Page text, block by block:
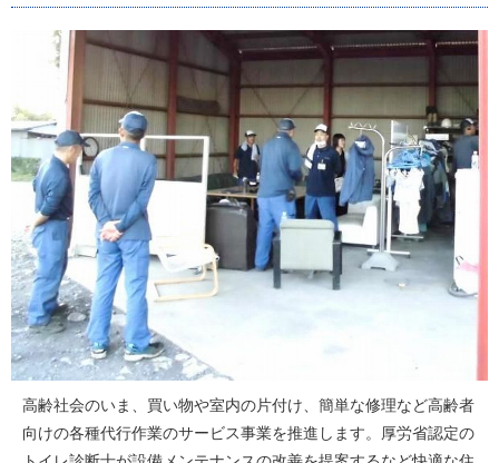
高齢社会のいま、買い物や室内の片付け、簡単な修理など高齢者
向けの各種代行作業のサービス事業を推進します。厚労省認定の